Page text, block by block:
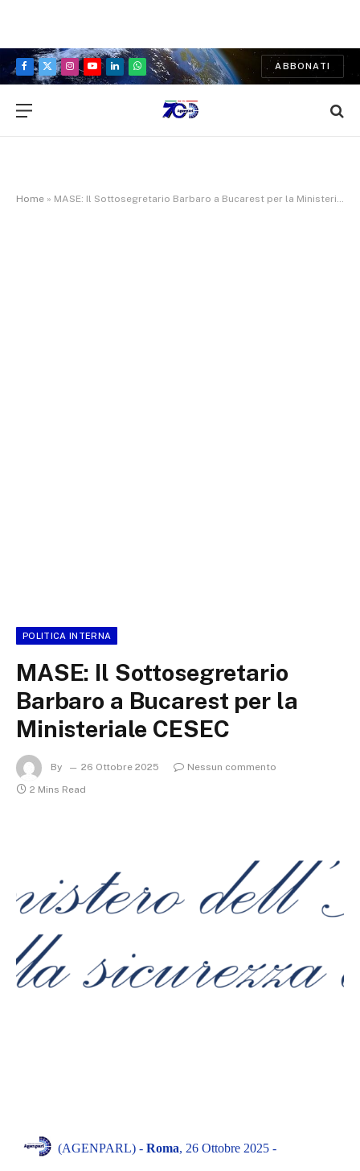
Facebook
X
Instagram
YouTubeLinkedInWhatsApp
ABBONATI
Home » MASE: Il Sottosegretario Barbaro a Bucarest per la Ministeriale CESEC
POLITICA INTERNA
MASE: Il Sottosegretario
Barbaro a Bucarest per la
Ministeriale CESEC
By 26 Ottobre 2025
Nessun commento
2 Mins Read
(AGENPARL) - Roma, 26 Ottobre 2025 -